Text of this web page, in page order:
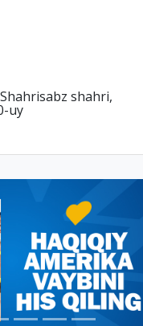
shahri,
uy